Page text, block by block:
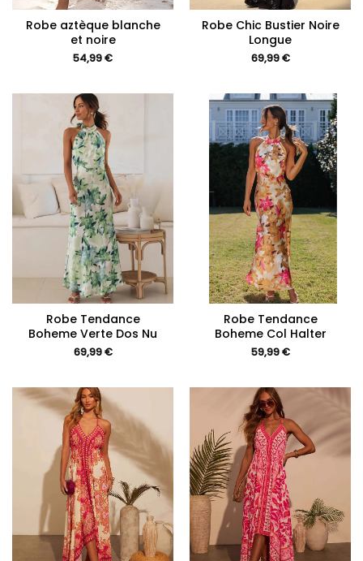
Robe aztèque blanche
et noire
54,99€
Robe Chic Bustier Noire
Longue
69,99€
Robe Tendance
Boheme Verte Dos Nu
69,99€
Robe Tendance
Boheme Col Halter
59,99€